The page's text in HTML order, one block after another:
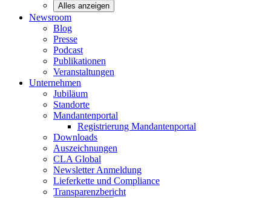
Alles anzeigen
Newsroom
Blog
Presse
Podcast
Publikationen
Veranstaltungen
Unternehmen
Jubiläum
Standorte
Mandantenportal
Registrierung Mandantenportal
Downloads
Auszeichnungen
CLAGlobal
NewsletterAnmeldung
Lieferkette und Compliance
Transparenzbericht